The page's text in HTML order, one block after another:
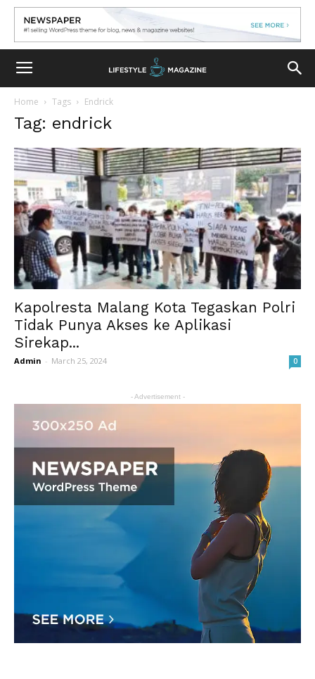
Home Tags Endrick
Tag: endrick
Kapolresta Malang Kota Tegaskan Polri
Tidak Punya Akses ke Aplikasi
Sirekap...
Admin - March 25, 2024 0
- Advertisement -